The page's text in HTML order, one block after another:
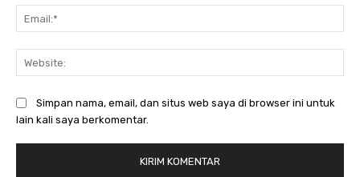
Simpan nama, email, dan situs web saya di browser ini untuk
lain kali saya berkomentar.